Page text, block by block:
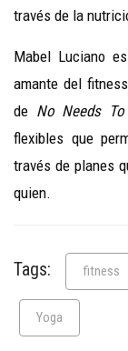
través de la
Mabel Luciano
amante del
de No Needs To
flexibles que
través de planes
quien.
Tags: fitness
Yoga